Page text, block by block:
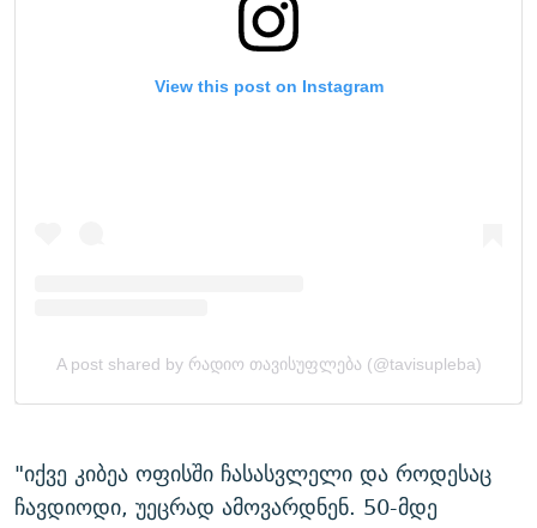
"იქვე კიბეა ოფისში ჩასასვლელი და როდესაც
ჩავდიოდი, უეცრად ამოვარდნენ. 50-მდე